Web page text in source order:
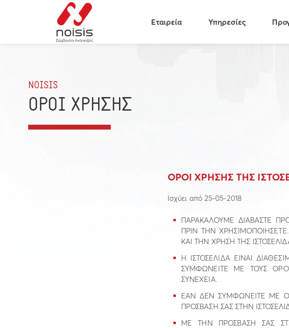
Εταιρεία Υπηρεσίες
NOISIS
ΟΡΟΙ ΧΡΗΣΗΣ
ΟΡΟΙ ΧΡΗΣΗΣ ΤΗΣ
Ισχύει από 25-05-2018
ΠΑΡΑΚΑΛΟΥΜΕ ∆ΙΑΒΑΣΤΕ
ΠΡΙΝ ΤΗN
ΚΑΙ ΤΗN ΧΡΗΣΗ ΤΗΣ
Η ΙΣΤΟΣΕΛΙ∆Α ΕΙΝΑΙ
ΣΥΜΦΩΝΕΙΤΕ ΜΕ ΤΟΥΣ
ΣΥΝΕΧΕΙΑ.
ΕΑΝ ∆ΕΝ ΣΥΜΦΩΝΕΙΤΕ ΜΕ
ΠΡΟΣΒΑΣΗ ΣΑΣ ΣΤΗΝ
ΜΕ ΤΗΝ ΠΡΟΣΒΑΣΗ ΣΑΣ